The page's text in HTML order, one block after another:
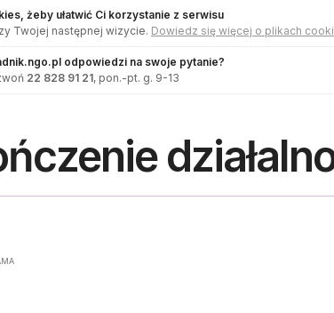
żeby ułatwić Ci korzystanie z serwisu
Twojej następnej wizycie. Dowiedz się więcej o plikach
odpowiedzi na swoje pytanie?
22 828 91 21, pon.-pt. g. 9-13